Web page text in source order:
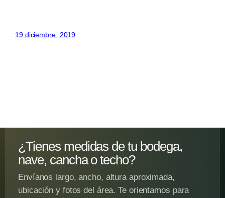
19 diciembre, 2019
¿Tienes medidas de tu bodega,
nave, cancha o techo?
Envíanos largo, ancho, altura aproximada,
ubicación y fotos del área. Te orientamos para